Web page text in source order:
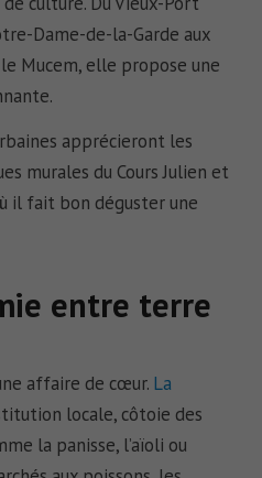
Dame-de-la-Garde aux
Mucem, elle propose une
apprécieront les
murales du Cours Julien et
il fait bon déguster une
entre terre
affaire de cœur. La
locale, côtoie des
la panisse, l’aïoli ou